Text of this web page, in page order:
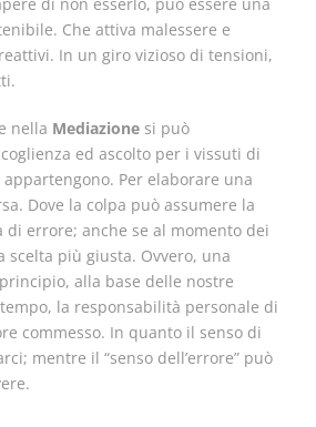
Che attiva malessere e
In un giro vizioso di tensioni,
e nella Mediazione si può
ed ascolto per i vissuti di
Per elaborare una
Dove la colpa può assumere la
di errore; anche se al momento dei
scelta più giusta. Ovvero, una
alla base delle nostre
la responsabilità personale di
commesso. In quanto il senso di
mentre il “senso dell’errore” può